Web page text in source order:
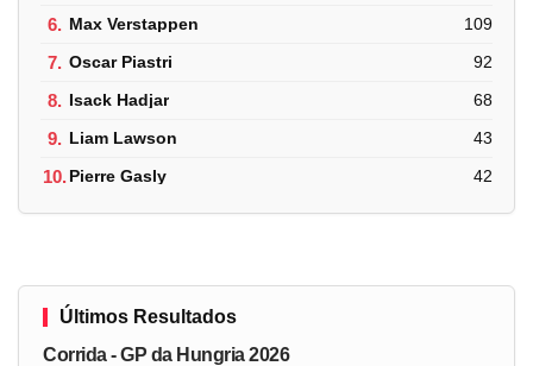
6. Max Verstappen 109
7. Oscar Piastri 92
8. Isack Hadjar 68
9. Liam Lawson 43
10.Pierre Gasly 42
Últimos Resultados
Corrida - GP da Hungria 2026